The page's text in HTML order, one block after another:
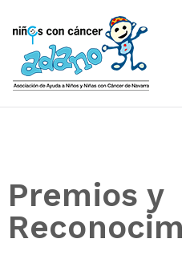
Premios y